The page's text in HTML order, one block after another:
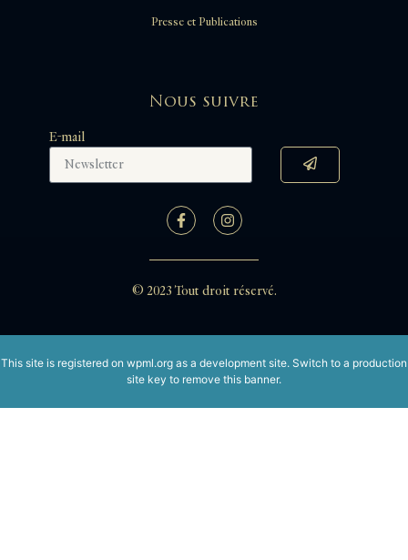
Presse et Publications
Nous suivre
E-mail
© 2023 Tout droit réservé.
This site is registered on wpml.org as a development site. Switch to a production
site key to remove this banner.